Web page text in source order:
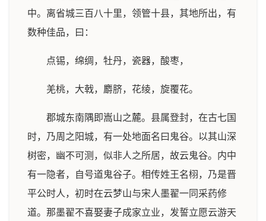
中。离省城三百八十里，领管十县，其地所出，有
数种佳品，曰：
点锡，绵绸，牡丹，瓷器，酸枣，
羌桃，大戟，麝脐，花绫，旋覆花。
郡城东南隅即嵩山之麓。县属登封，在古七国
时，乃周之阳城，有一处地面名曰鬼谷。以其山深
树密，幽不可测，似非人之所居，故云鬼谷。内中
有一隐者，自号道鬼谷子。相传姓王名栩，乃是晋
平公时人，初时在云梦山与宋人墨翟一同采药修
道。那墨翟不喜娶妻子成家立业，发誓立愿云游天